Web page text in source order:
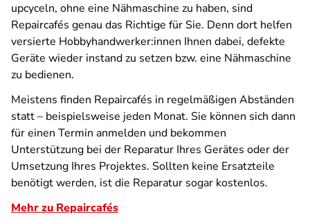
upcyceln, ohne eine Nähmaschine zu haben, sind
Repaircafés genau das Richtige für Sie. Denn dort helfen
versierte Hobbyhandwerker:innen Ihnen dabei, defekte
Geräte wieder instand zu setzen bzw. eine Nähmaschine
zu bedienen.
Meistens finden Repaircafés in regelmäßigen Abständen
statt – beispielsweise jeden Monat. Sie können sich dann
für einen Termin anmelden und bekommen
Unterstützung bei der Reparatur Ihres Gerätes oder der
Umsetzung Ihres Projektes. Sollten keine Ersatzteile
benötigt werden, ist die Reparatur sogar kostenlos.
Mehr zu Repaircafés